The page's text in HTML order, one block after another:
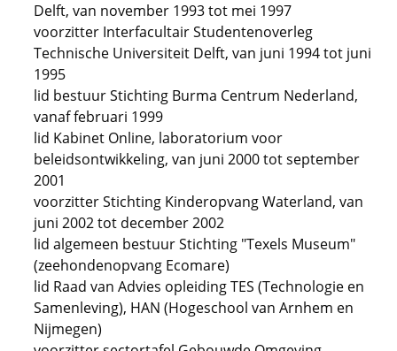
Delft, van november 1993 tot mei 1997
voorzitter Interfacultair Studentenoverleg
Technische Universiteit Delft, van juni 1994 tot juni
1995
lid bestuur Stichting Burma Centrum Nederland,
vanaf februari 1999
lid Kabinet Online, laboratorium voor
beleidsontwikkeling, van juni 2000 tot september
2001
voorzitter Stichting Kinderopvang Waterland, van
juni 2002 tot december 2002
lid algemeen bestuur Stichting "Texels Museum"
(zeehondenopvang Ecomare)
lid Raad van Advies opleiding TES (Technologie en
Samenleving), HAN (Hogeschool van Arnhem en
Nijmegen)